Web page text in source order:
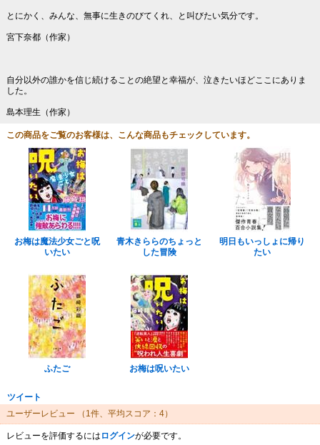
とにかく、みんな、無事に生きのびてくれ、と叫びたい気分です。
宮下奈都（作家）
自分以外の誰かを信じ続けることの絶望と幸福が、泣きたいほどここにありま
した。
島本理生（作家）
この商品をご覧のお客様は、こんな商品もチェックしています。
お梅は魔法少女ごと呪
いたい
青木きららのちょっと
した冒険
明日もいっしょに帰り
たい
ふたご お梅は呪いたい
ツイート
ユーザーレビュー
（1件、平均スコア：4）
レビューを評価するには ログインが必要です。